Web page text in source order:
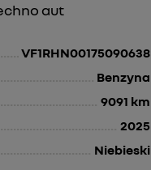
aut
VF1RHN00175090638
Benzyna
9091 km
2025
Niebieski